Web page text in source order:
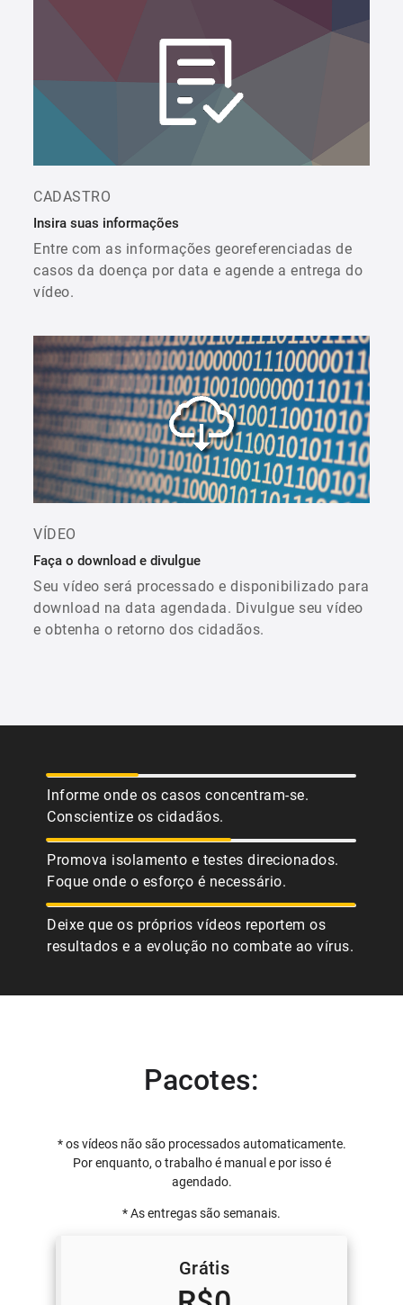
CADASTRO
Insira suas informações
Entre com as informações georeferenciadas de
casos da doença por data e agende a entrega do
vídeo.
VÍDEO
Faça o download e divulgue
Seu vídeo será processado e disponibilizado para
download na data agendada. Divulgue seu vídeo
e obtenha o retorno dos cidadãos.
Informe onde os casos concentram-se.
Conscientize os cidadãos.
Promova isolamento e testes direcionados.
Foque onde o esforço é necessário.
Deixe que os próprios vídeos reportem os
resultados e a evolução no combate ao vírus.
Pacotes:
* os vídeos não são processados automaticamente.
Por enquanto, o trabalho é manual e por isso é
agendado.
* As entregas são semanais.
Grátis